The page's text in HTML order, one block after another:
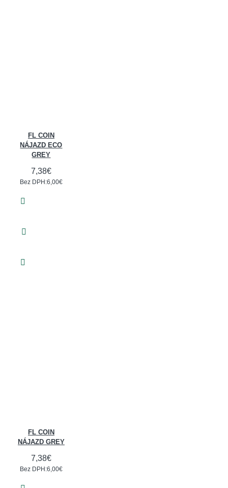
FL COIN
NÁJAZD ECO
GREY
7,38€
Bez DPH:6,00€
FL COIN
NÁJAZD GREY
7,38€
Bez DPH:6,00€